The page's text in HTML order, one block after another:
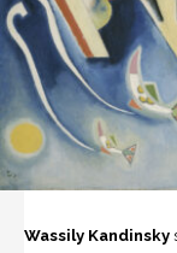
Wassily Kandinsky